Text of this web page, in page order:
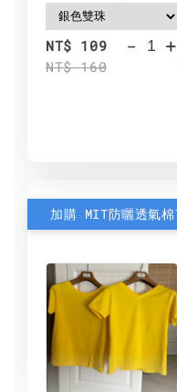
NT$ 109
NT$ 160
- +